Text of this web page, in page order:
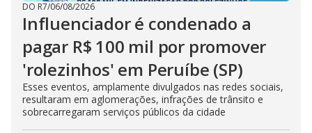
DO R7/06/08/2026
Influenciador é condenado a
pagar R$ 100 mil por promover
'rolezinhos' em Peruíbe (SP)
Esses eventos, amplamente divulgados nas redes sociais,
resultaram em aglomerações, infrações de trânsito e
sobrecarregaram serviços públicos da cidade